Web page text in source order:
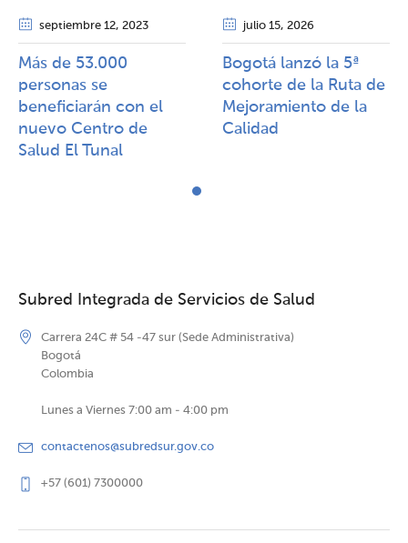
septiembre 12, 2023
Más de 53.000
personas se
beneficiarán con el
nuevo Centro de
Salud El Tunal
julio 15, 2026
Bogotá lanzó la 5ª
cohorte de la Ruta de
Mejoramiento de la
Calidad​​
Subred Integrada de Servicios de Salud
Carrera 24C # 54 -47 sur (Sede Administrativa)
Bogotá
Colombia
Lunes a Viernes 7:00 am - 4:00 pm
contactenos@subredsur.gov.co
+57 (601) 7300000